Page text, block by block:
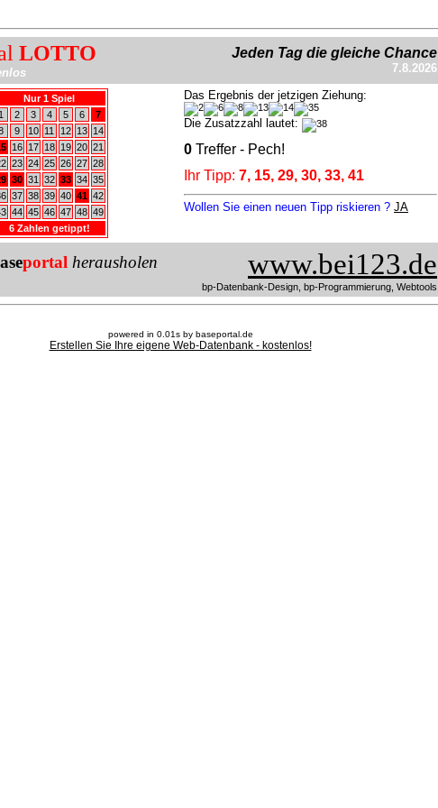
LOTTO Jeden Tag die gleiche Chance
7.8.2026
Nur 1 Spiel
1
2 3 4 5 6
7
9 10 11 12 13
14
16 17 18 19 20 21
23 24 25 26 27 28
30 31 32 33 34 35
37 38 39 40 41 42
44 45 46 47 48 49
6 Zahlen getippt!
Das Ergebnis der jetzigen Ziehung:
Die Zusatzzahl lautet:
0 Treffer - Pech!
Ihr Tipp: 7, 15, 29, 30, 33, 41
Wollen Sie einen neuen Tipp riskieren ? JA
portal herausholen www.bei123.de
bp-Datenbank-Design, bp-Programmierung, Webtools
powered in 0.01s by baseportal.de
Erstellen Sie Ihre eigene Web-Datenbank - kostenlos!